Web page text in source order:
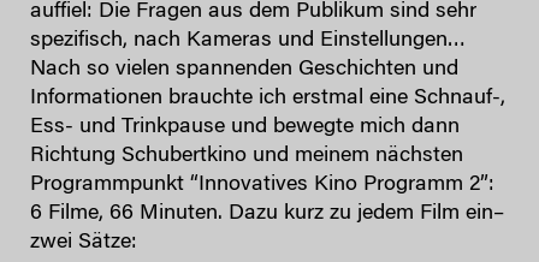
auffiel: Die Fragen aus dem Publikum sind sehr
spezifisch, nach Kameras und Einstellungen…
Nach so vielen spannenden Geschichten und
Informationen brauchte ich erstmal eine Schnauf-,
Ess- und Trinkpause und bewegte mich dann
Richtung Schubertkino und meinem nächsten
Programmpunkt “Innovatives Kino Programm 2”:
6 Filme, 66 Minuten. Dazu kurz zu jedem Film ein–
zwei Sätze: